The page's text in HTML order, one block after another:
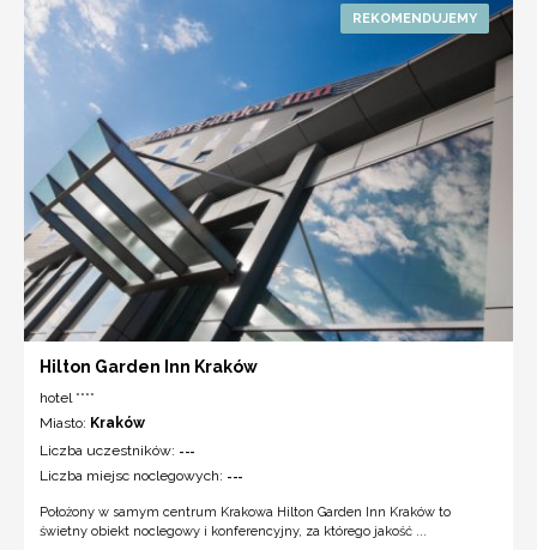
Hilton Garden Inn Kraków
hotel ****
Miasto: Kraków
Liczba uczestników: ---
Liczba miejsc noclegowych: ---
Położony w samym centrum Krakowa Hilton Garden Inn Kraków to
świetny obiekt noclegowy i konferencyjny, za którego jakość ...